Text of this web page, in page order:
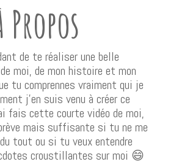
Propos
de te réaliser une belle
moi, de mon histoire et mon
tu comprennes vraiment qui je
j’en suis venu à créer ce
fais cette courte vidéo de moi,
mais suffisante si tu ne me
tout ou si tu veux entendre
croustillantes sur moi 😄